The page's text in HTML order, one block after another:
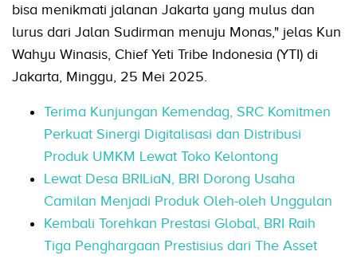
bisa menikmati jalanan Jakarta yang mulus dan
lurus dari Jalan Sudirman menuju Monas," jelas Kun
Wahyu Winasis, Chief Yeti Tribe Indonesia (YTI) di
Jakarta, Minggu, 25 Mei 2025.
Terima Kunjungan Kemendag, SRC Komitmen
Perkuat Sinergi Digitalisasi dan Distribusi
Produk UMKM Lewat Toko Kelontong
Lewat Desa BRILiaN, BRI Dorong Usaha
Camilan Menjadi Produk Oleh-oleh Unggulan
Kembali Torehkan Prestasi Global, BRI Raih
Tiga Penghargaan Prestisius dari The Asset